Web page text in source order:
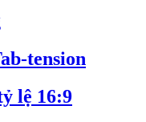
tension
lệ 16:9